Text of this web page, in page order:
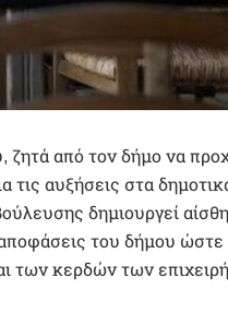
ζητά από τον δήμο να
αυξήσεις στα
δημιουργεί
αποφάσεις του δήμου
των κερδών των